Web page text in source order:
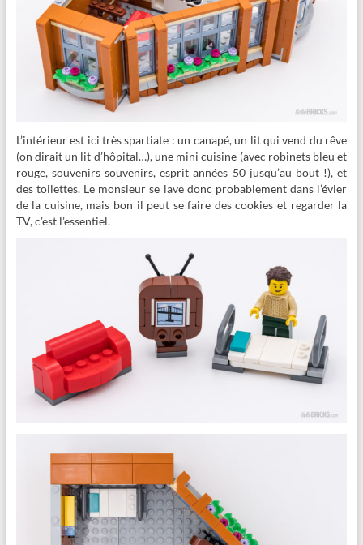
L’intérieur est ici très spartiate : un canapé, un lit qui vend du rêve
(on dirait un lit d’hôpital…), une mini cuisine (avec robinets bleu et
rouge, souvenirs souvenirs, esprit années 50 jusqu’au bout !), et
des toilettes. Le monsieur se lave donc probablement dans l’évier
de la cuisine, mais bon il peut se faire des cookies et regarder la
TV, c’est l’essentiel.